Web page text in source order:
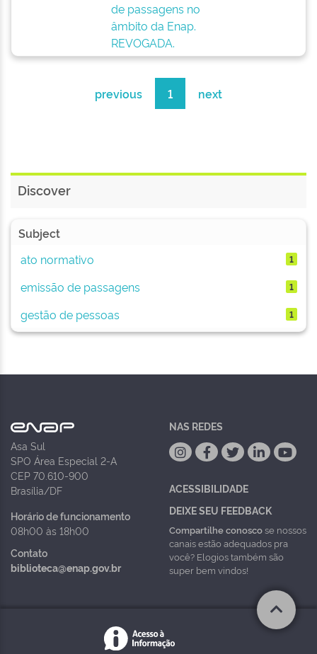
de passagens no
âmbito da Enap.
REVOGADA.
previous 1 next
Discover
Subject
ato normativo
1
emissão de passagens 1
gestão de pessoas 1
Asa Sul
SPO Área Especial 2-A
CEP 70.610-900
Brasília/DF
Horário de funcionamento
08h00 às 18h00
Contato
biblioteca@enap.gov.br
NAS REDES
ACESSIBILIDADE
DEIXE SEU FEEDBACK
Compartilhe conoscose nossos
canais estão adequados pra
você? Elogios também são
super bem vindos!